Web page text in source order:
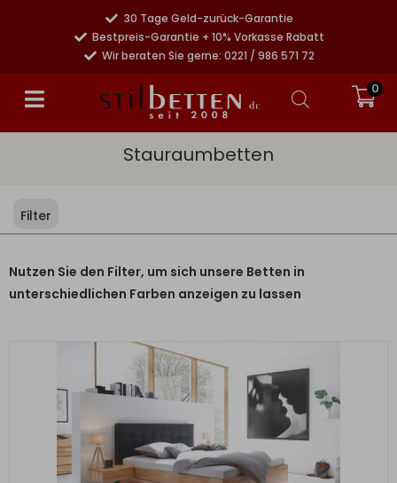
30 Tage Geld-zurück-Garantie
Bestpreis-Garantie + 10% Vorkasse Rabatt
Wir beraten Sie gerne: 0221 / 986 571 72
0
Stauraumbetten
Filter
Nutzen Sie den Filter, um sich unsere Betten in
unterschiedlichen Farben anzeigen zu lassen